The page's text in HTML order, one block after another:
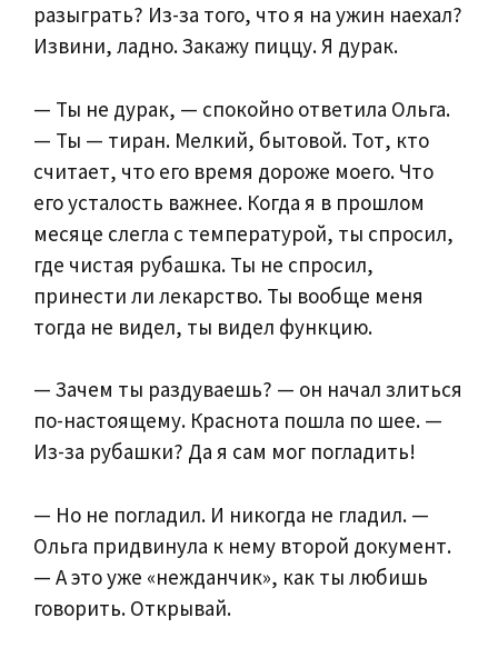
разыграть? Из-за того, что я на ужин наехал?
Извини, ладно. Закажу пиццу. Я дурак.
— Ты не дурак, — спокойно ответила Ольга.
— Ты — тиран. Мелкий, бытовой. Тот, кто
считает, что его время дороже моего. Что
его усталость важнее. Когда я в прошлом
месяце слегла с температурой, ты спросил,
где чистая рубашка. Ты не спросил,
принести ли лекарство. Ты вообще меня
тогда не видел, ты видел функцию.
— Зачем ты раздуваешь? — он начал злиться
по-настоящему. Краснота пошла по шее. —
Из-за рубашки? Да я сам мог погладить!
— Но не погладил. И никогда не гладил. —
Ольга придвинула к нему второй документ.
— А это уже «нежданчик», как ты любишь
говорить. Открывай.